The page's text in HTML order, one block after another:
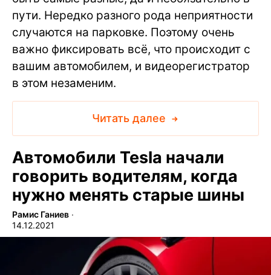
пути. Нередко разного рода неприятности
случаются на парковке. Поэтому очень
важно фиксировать всё, что происходит с
вашим автомобилем, и видеорегистратор
в этом незаменим.
Читать далее
Автомобили Tesla начали
говорить водителям, когда
нужно менять старые шины
Рамис Ганиев ∙
14.12.2021